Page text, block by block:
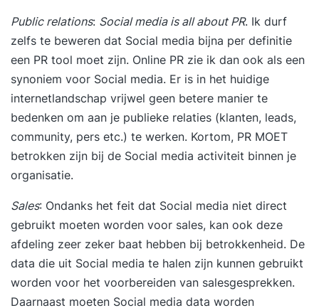
Public relations: Social media is all about PR. Ik durf
zelfs te beweren dat Social media bijna per definitie
een PR tool moet zijn. Online PR zie ik dan ook als een
synoniem voor Social media. Er is in het huidige
internetlandschap vrijwel geen betere manier te
bedenken om aan je publieke relaties (klanten, leads,
community, pers etc.) te werken. Kortom, PR MOET
betrokken zijn bij de Social media activiteit binnen je
organisatie.
Sales: Ondanks het feit dat Social media niet direct
gebruikt moeten worden voor sales, kan ook deze
afdeling zeer zeker baat hebben bij betrokkenheid. De
data die uit Social media te halen zijn kunnen gebruikt
worden voor het voorbereiden van salesgesprekken.
Daarnaast moeten Social media data worden